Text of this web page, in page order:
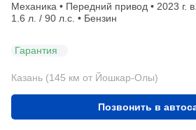
Механика • Передний привод • 2023 г.
1.6 л. / 90 л.с. • Бензин
Гарантия
Казань (145 км от Йошкар-Олы)
Позвонить в